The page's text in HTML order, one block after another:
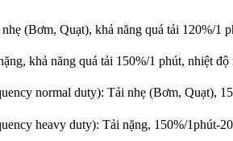
(Bơm, Quạt), khả năng quá tải 120%/1
khả năng quá tải 150%/1 phút, nhiệt
normal duty): Tải nhẹ (Bơm, Quạt),
heavy duty): Tải nặng, 150%/1phút-